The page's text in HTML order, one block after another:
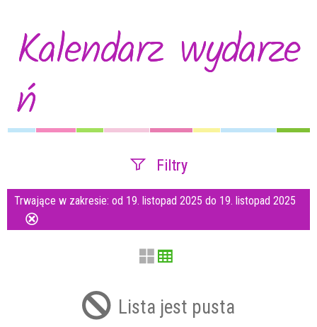
Kalendarz wydarze
ń
Filtry
Szukana fraza
Trwające w zakresie
Trwające w zakresie: od 19. listopad 2025 do 19. listopad 2025
Lista jest pusta